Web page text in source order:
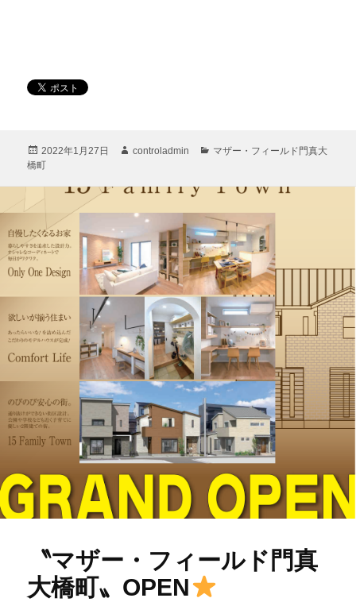
投
稿
2022年1月27日
作
controladmin
カ
リ
マザー・フィールド門真大
橋町
〝マザー・フィールド門真
大橋町〟OPEN